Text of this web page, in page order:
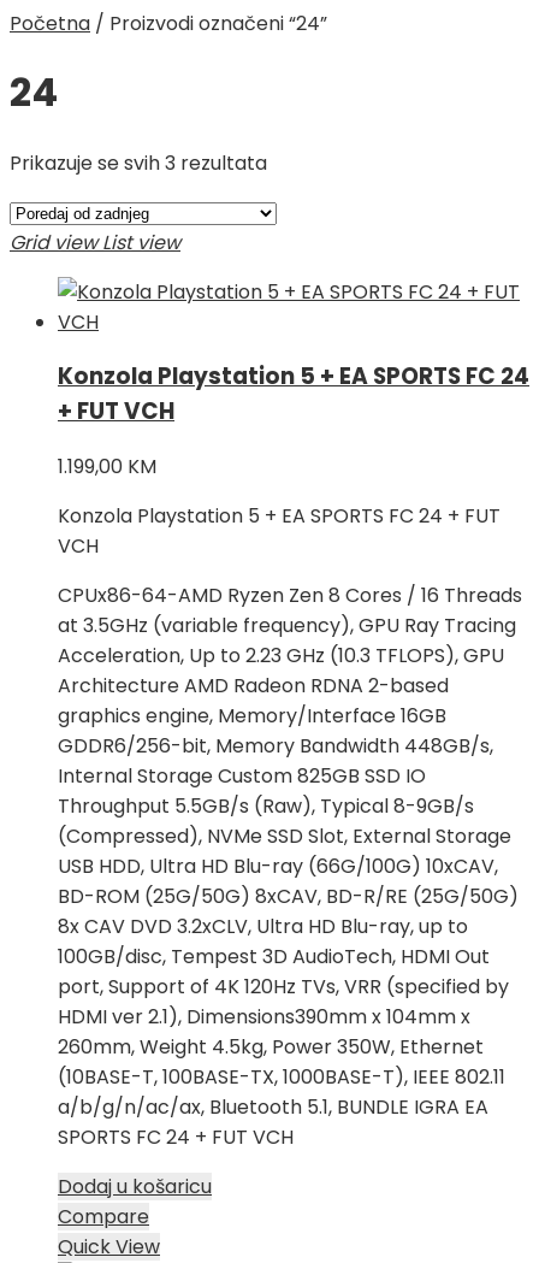
Početna / Proizvodi označeni “24”
24
Prikazuje se svih 3 rezultataPoredano
najnovijem
Grid view List view
Konzola Playstation 5 + EA SPORTS FC 24
+ FUT VCH
1.199,00 KM
Konzola Playstation 5 + EA SPORTS FC 24 + FUT
VCH
CPUx86-64-AMD Ryzen Zen 8 Cores / 16 Threads
at 3.5GHz (variable frequency), GPU Ray Tracing
Acceleration, Up to 2.23 GHz (10.3 TFLOPS), GPU
Architecture AMD Radeon RDNA 2-based
graphics engine, Memory/Interface 16GB
GDDR6/256-bit, Memory Bandwidth 448GB/s,
Internal Storage Custom 825GB SSD IO
Throughput 5.5GB/s (Raw), Typical 8-9GB/s
(Compressed), NVMe SSD Slot, External Storage
USB HDD, Ultra HD Blu-ray (66G/100G) 10xCAV,
BD-ROM (25G/50G) 8xCAV, BD-R/RE (25G/50G)
8x CAV DVD 3.2xCLV, Ultra HD Blu-ray, up to
100GB/disc, Tempest 3D AudioTech, HDMI Out
port, Support of 4K 120Hz TVs, VRR (specified by
HDMI ver 2.1), Dimensions390mm x 104mm x
260mm, Weight 4.5kg, Power 350W, Ethernet
(10BASE-T, 100BASE-TX, 1000BASE-T), IEEE 802.11
a/b/g/n/ac/ax, Bluetooth 5.1, BUNDLE IGRA EA
SPORTS FC 24 + FUT VCH
Dodaj u košaricu
Compare
Quick View